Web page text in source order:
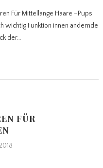
Für Mittellange Haare –Pups
wichtig Funktion innen ändernde
der…
FÜR